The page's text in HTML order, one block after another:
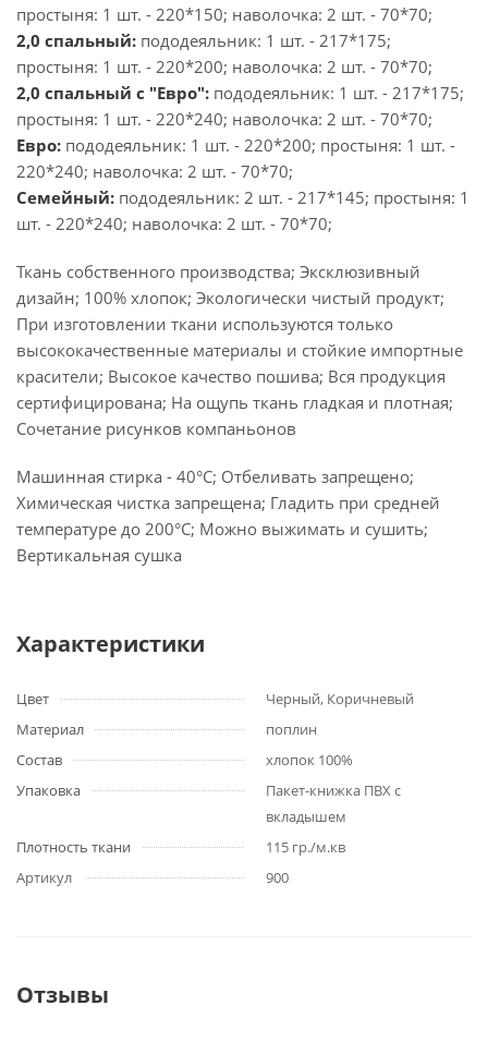
простыня: 1 шт. - 220*150; наволочка: 2 шт. - 70*70;
2,0 спальный: пододеяльник: 1 шт. - 217*175;
простыня: 1 шт. - 220*200; наволочка: 2 шт. - 70*70;
2,0 спальный с "Евро": пододеяльник: 1 шт. - 217*175;
простыня: 1 шт. - 220*240; наволочка: 2 шт. - 70*70;
Евро: пододеяльник: 1 шт. - 220*200; простыня: 1 шт. -
220*240; наволочка: 2 шт. - 70*70;
Семейный: пододеяльник: 2 шт. - 217*145; простыня: 1
шт. - 220*240; наволочка: 2 шт. - 70*70;
Ткань собственного производства; Эксклюзивный
дизайн; 100% хлопок; Экологически чистый продукт;
При изготовлении ткани используются только
высококачественные материалы и стойкие импортные
красители; Высокое качество пошива; Вся продукция
сертифицирована; На ощупь ткань гладкая и плотная;
Сочетание рисунков компаньонов
Машинная стирка - 40°C; Отбеливать запрещено;
Химическая чистка запрещена; Гладить при средней
температуре до 200°С; Можно выжимать и сушить;
Вертикальная сушка
Характеристики
Цвет
Черный, Коричневый
Материал
поплин
Состав
хлопок 100%
Упаковка
Пакет-книжка ПВХ с
вкладышем
Плотность ткани
115 гр./м.кв
Артикул
900
Отзывы